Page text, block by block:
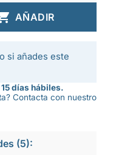
AÑADIR
si añades este
días hábiles.
Contacta con nuestro
(5):